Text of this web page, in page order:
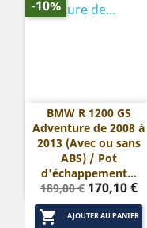
BMW R 1200 GS
Adventure de 2008 à
2013 (Avec ou sans
ABS) / Pot
d'échappement...
Prix
de
base
189,00 € Prix
170,10 €
 AJOUTER AU PANIER
-10%